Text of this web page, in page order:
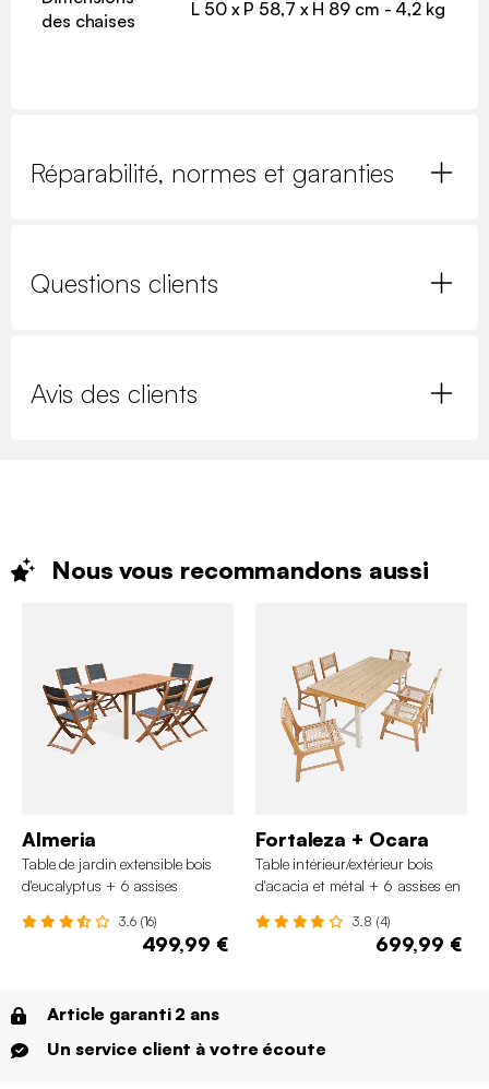
des chaises
L 50 x P 58,7 x H 89 cm - 4,2 kg
Réparabilité, normes et garanties
Questions clients
Avis des clients
Nous vous recommandons aussi
Almeria
Table de jardin extensible bois
d'eucalyptus + 6 assises
3.6 (16)
499,99 €
Fortaleza + Ocara
Table intérieur/extérieur bois
d'acacia et métal + 6 assises en
3.8 (4)
699,99 €
Article garanti 2 ans
Un service client à votre écoute